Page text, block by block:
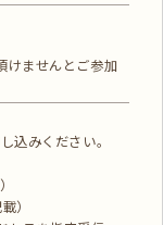
けませんとご参加
込みください。
）